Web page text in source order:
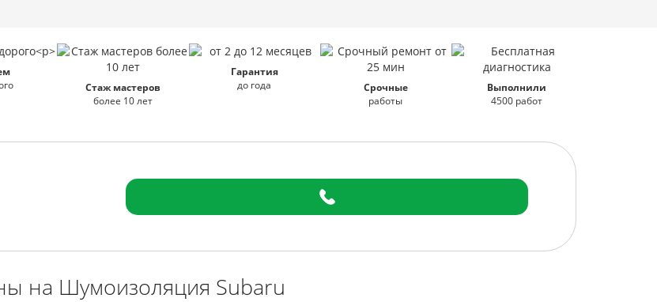
Стаж мастеров
более 10 лет
Гарантия
до года
Срочные
работы
Выполнили
4500 работ
на Шумоизоляция Subaru